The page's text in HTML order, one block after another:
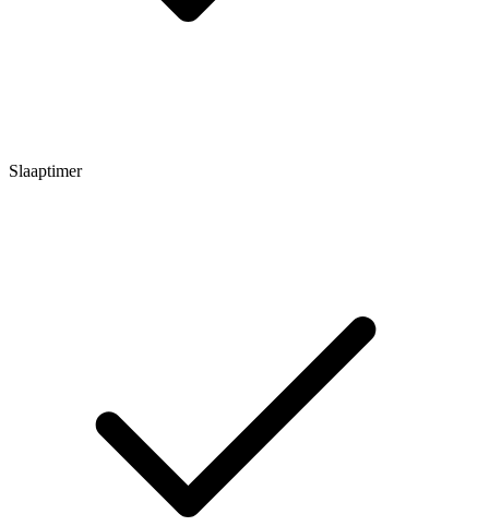
Slaaptimer